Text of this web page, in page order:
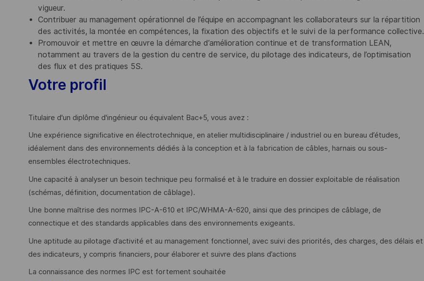
vigueur.
Contribuer au management opérationnel de l’équipe en accompagnant les collaborateurs sur la répartition
des activités, la montée en compétences, la fixation des objectifs et le suivi de la performance collective.
Promouvoir et mettre en œuvre la démarche d’amélioration continue et de transformation LEAN,
notamment au travers de la gestion du centre de service, du pilotage des indicateurs, de l’optimisation
des flux et des pratiques 5S.
Votre profil
Titulaire d'un diplôme d'ingénieur ou équivalent Bac+5, vous avez :
Une expérience significative en électrotechnique, en atelier multidisciplinaire / industriel ou en bureau d’études,
idéalement dans des environnements dédiés à la conception et à la fabrication de câbles, harnais ou sous-
ensembles électrotechniques.
Une capacité à analyser un besoin technique peu formalisé et à le traduire en dossier exploitable de réalisation
(schémas, définition, documentation de câblage).
Une bonne maîtrise des normes IPC-A-610 et IPC/WHMA-A-620, ainsi que des principes de câblage, de
connectique et des standards applicables dans des environnements exigeants.
Une aptitude au pilotage d’activité et au management fonctionnel, avec suivi des priorités, des charges, des délais et
des indicateurs, y compris financiers, pour élaborer et suivre des plans d’actions
La connaissance des normes IPC est fortement souhaitée